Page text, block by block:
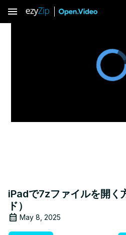
menu
iPadで7zファイルを開く
ド）
May 8, 2025